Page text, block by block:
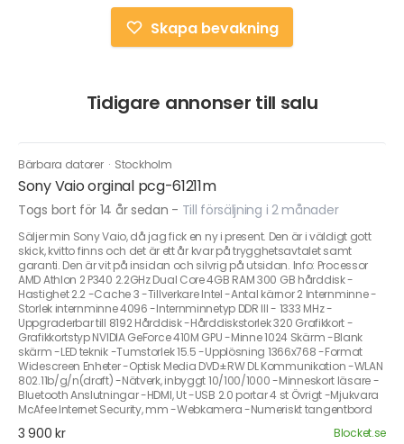
Skapa bevakning
Tidigare annonser till salu
Bärbara datorer · Stockholm
Sony Vaio orginal pcg-61211m
Togs bort för 14 år sedan - Till försäljning i 2 månader
Säljer min Sony Vaio, då jag fick en ny i present. Den är i väldigt gott
skick, kvitto finns och det är ett år kvar på trygghetsavtalet samt
garanti. Den är vit på insidan och silvrig på utsidan. Info: Processor
AMD Athlon 2 P340 2.2GHz Dual Core 4GB RAM 300 GB hårddisk -
Hastighet 2.2 -Cache 3 -Tillverkare Intel -Antal kärnor 2 Internminne -
Storlek internminne 4096 -Internminnetyp DDR III - 1333 MHz -
Uppgraderbar till 8192 Hårddisk -Hårddiskstorlek 320 Grafikkort -
Grafikkortstyp NVIDIA GeForce 410M GPU -Minne 1024 Skärm -Blank
skärm -LED teknik -Tumstorlek 15.5 -Upplösning 1366x768 -Format
Widescreen Enheter -Optisk Media DVD±RW DL Kommunikation -WLAN
802.11b/g/n(draft) -Nätverk, inbyggt 10/100/1000 -Minneskort läsare -
Bluetooth Anslutningar -HDMI, Ut -USB 2.0 portar 4 st Övrigt -Mjukvara
McAfee Internet Security, mm -Webkamera -Numeriskt tangentbord
3 900 kr Blocket.se